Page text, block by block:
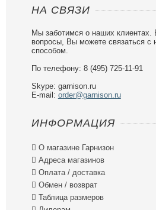
НА СВЯЗИ
Мы заботимся о наших клиентах.
вопросы, Вы можете связаться
способом.
По телефону: 8 (495) 725-11-91
Skype: garnison.ru
E-mail: order@garnison.ru
ИНФОРМАЦИЯ
 О магазине Гарнизон
 Адреса магазинов
 Оплата / доставка
 Обмен / возврат
 Таблица размеров